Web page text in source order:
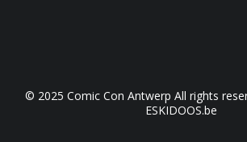
© 2025 Comic Con Antwerp All rights
ESKIDOOS.be